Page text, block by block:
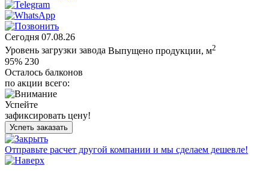
Сегодня 07.08.26
Уровень загрузки завода Выпущено продукции, м2
95% 230
Осталось балконов
по акции всего:
Успейте
зафиксировать цену!
Успеть заказать
Отправьте расчет другой компании и мы сделаем дешевле!